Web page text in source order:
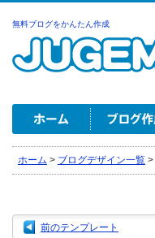
無料ブログをかんたん作成
ホーム > ブログデザイン一覧 >
前のテンプレート